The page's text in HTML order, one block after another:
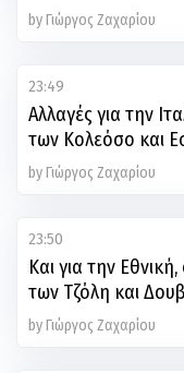
by Γιώργος Ζαχαρίου
23:49
Αλλαγές για την
των Κολεόσο και
by Γιώργος Ζαχαρίου
23:50
Και για την
των Τζόλη και
by Γιώργος Ζαχαρίου